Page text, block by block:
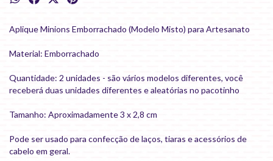
Aplique Minions Emborrachado (Modelo Misto) para Artesanato
Material: Emborrachado
Quantidade: 2 unidades - são vários modelos diferentes, você
receberá duas unidades diferentes e aleatórias no pacotinho
Tamanho: Aproximadamente 3 x 2,8 cm
Pode ser usado para confecção de laços, tiaras e acessórios de
cabelo em geral.